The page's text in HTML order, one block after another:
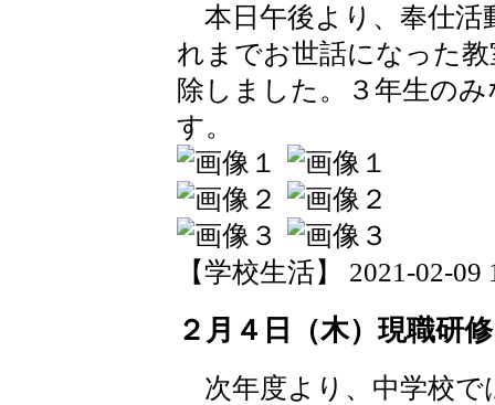
本日午後より、奉仕活
れまでお世話になった
除しました。３年生の
す。
【学校生活】 2021-02-09
２月４日（木）現職研修
次年度より、中学校で